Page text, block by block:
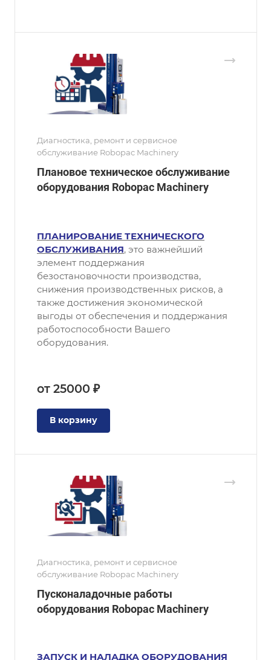
Диагностика, ремонт и сервисное
обслуживание Robopac Machinery
Плановое техническое обслуживание
оборудования Robopac Machinery
ПЛАНИРОВАНИЕ ТЕХНИЧЕСКОГО
ОБСЛУЖИВАНИЯ, это важнейший
элемент поддержания
безостановочности производства,
снижения производственных рисков, а
также достижения экономической
выгоды от обеспечения и поддержания
работоспособности Вашего
оборудования.
от 25000 ₽
В корзину
Диагностика, ремонт и сервисное
обслуживание Robopac Machinery
Пусконаладочные работы
оборудования Robopac Machinery
ЗАПУСК И НАЛАДКА ОБОРУДОВАНИЯ